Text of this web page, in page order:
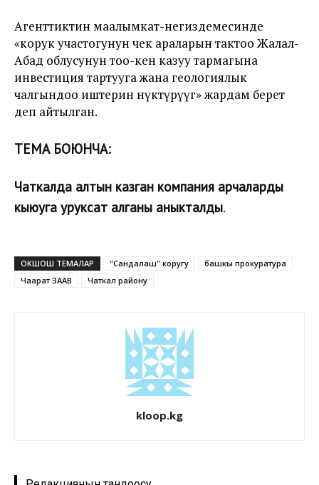
Агенттиктин маалымкат-негиздемесинде
«корук участогунун чек араларын тактоо Жалал-
Абад облусунун тоо-кен казуу тармагына
инвестиция тартууга жана геологиялык
чалгындоо иштерин өнүктүрүүгө» жардам берет
деп айтылган.
ТЕМА БОЮНЧА:
Чаткалда алтын казган компания арчаларды
кыюуга уруксат алганы аныкталды.
ОКШОШ ТЕМАЛАР "Сандалаш" коругу
башкы прокуратура
Чаарат ЗААВ
Чаткал району
kloop.kg